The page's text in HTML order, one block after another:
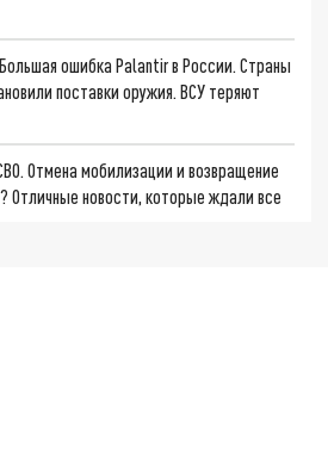
ошибка Palantir в России. Страны
поставки оружия. ВСУ теряют
Отмена мобилизации и возвращение
Отличные новости, которые ждали все